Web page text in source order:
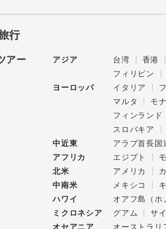
行
アー アジア 台湾 香港
フィリピン
ヨーロッパ
イタリア
マルタ
モ
フィンランド
スロバキア
中近東
アラブ首長国
アフリカ
エジプト
北米
アメリカ
中南米
メキシコ
ハワイ
オアフ島（ホ
ミクロネシア
グアム サ
オセアニア
オーストラリ